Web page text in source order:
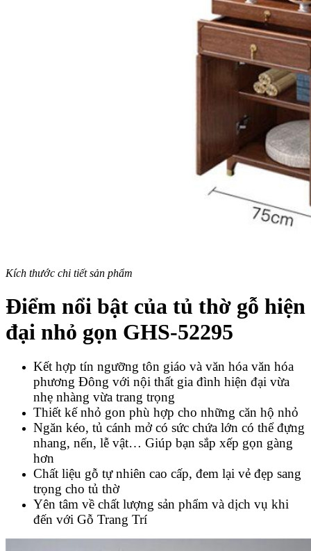
Kích thước chi tiết sản phẩm
Điểm nổi bật của tủ thờ gỗ hiện
đại nhỏ gọn GHS-52295
Kết hợp tín ngưỡng tôn giáo và văn hóa văn hóa
phương Đông với nội thất gia đình hiện đại vừa
nhẹ nhàng vừa trang trọng
Thiết kế nhỏ gon phù hợp cho những căn hộ nhỏ
Ngăn kéo, tủ cánh mở có sức chứa lớn có thể đựng
nhang, nến, lễ vật… Giúp bạn sắp xếp gọn gàng
hơn
Chất liệu gỗ tự nhiên cao cấp, đem lại vẻ đẹp sang
trọng cho tủ thờ
Yên tâm về chất lượng sản phẩm và dịch vụ khi
đến với Gỗ Trang Trí